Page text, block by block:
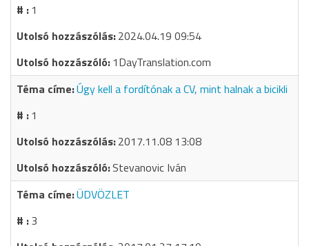
1
2024.04.19 09:54
1DayTranslation.com
Úgy kell a fordítónak a CV, mint halnak a bicikli
1
2017.11.08 13:08
Stevanovic Iván
ÜDVÖZLET
3